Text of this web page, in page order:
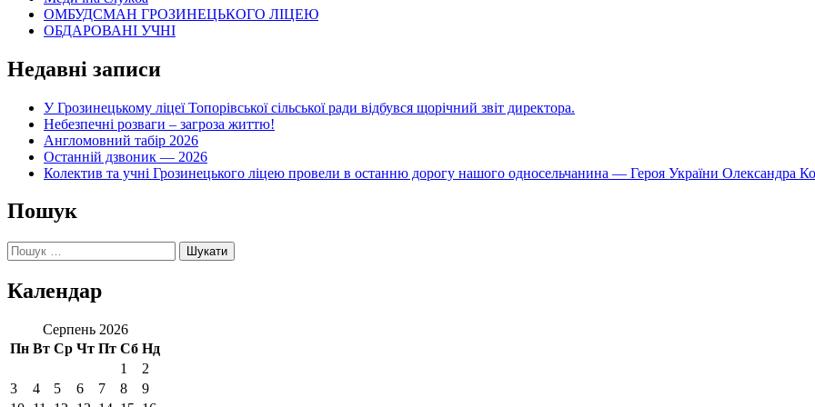
ОМБУДСМАН ГРОЗИНЕЦЬКОГО ЛІЦЕЮ
ОБДАРОВАНІ УЧНІ
Недавні записи
У Грозинецькому ліцеї Топорівської сільської ради відбувся щорічний звіт директора.
Небезпечні розваги – загроза життю!
Англомовний табір 2026
Останній дзвоник — 2026
Колектив та учні Грозинецького ліцею провели в останню дорогу нашого односельчанина — Героя України Олександра
Пошук
Пошук:
Календар
Серпень 2026
Пн Вт Ср Чт Пт Сб Нд
1
2
3
4 5 6 7 8
9